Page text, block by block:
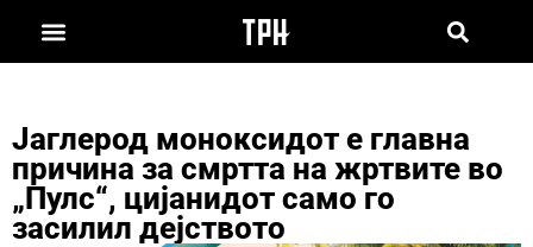
Јаглерод моноксидот е главна
причина за смртта на жртвите во
„Пулс“, цијанидот само го
засилил дејството